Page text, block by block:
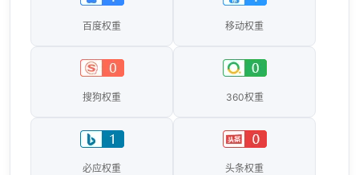
百度权重 移动权重
搜狗权重 360权重
必应权重 头条权重